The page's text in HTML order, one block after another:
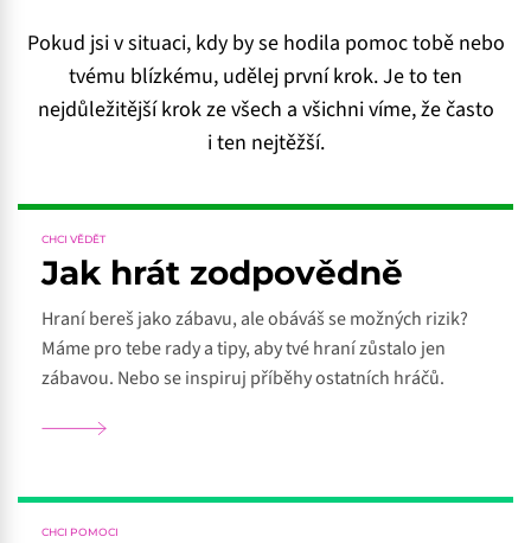
Pokud jsi v situaci, kdy by se hodila pomoc tobě nebo
tvému blízkému, udělej první krok. Je to ten
nejdůležitější krok ze všech a všichni víme, že často
i ten nejtěžší.
CHCI VĚDĚT
Jak hrát zodpovědně
Hraní bereš jako zábavu, ale obáváš se možných rizik?
Máme pro tebe rady a tipy, aby tvé hraní zůstalo jen
zábavou. Nebo se inspiruj příběhy ostatních hráčů.
CHCI POMOCI